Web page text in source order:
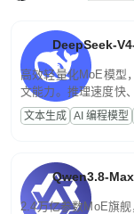
DeepSeek-
高效轻量化MoE模型
文能力。推理速度快
高并发、轻量化任务
文案处理等普惠刚需
文本生成 AI 编程模型
Qwen3.8-Max
2.4万亿参数MoE旗